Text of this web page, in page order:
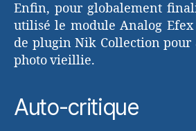
Enfin, pour globalement
utilisé le module Analog
de plugin Nik Collection
photo vieillie.
Auto-critique